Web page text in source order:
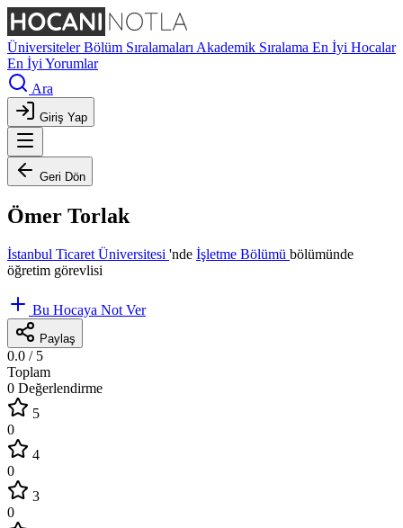
ÜniversitelerBölüm Sıralamaları Akademik Sıralama En İyi Hocalar
En İyi Yorumlar
Ara
Giriş Yap
Geri Dön
Ömer Torlak
İstanbul Ticaret Üniversitesi 'nde İşletme Bölümü bölümünde
öğretim görevlisi
Bu Hocaya Not Ver
Paylaş
0.0 / 5
Toplam
0 Değerlendirme
5
0
4
0
3
0